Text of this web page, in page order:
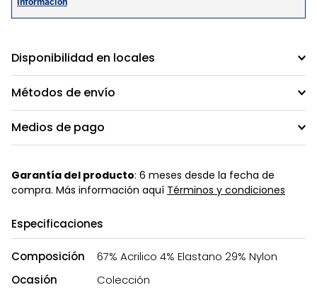
Disponibilidad en locales
Métodos de envío
Medios de pago
Garantía del producto: 6 meses desde la fecha de
compra. Más información aquí Términos y condiciones
Especificaciones
Composición
67% Acrilico 4% Elastano 29% Nylon
Ocasión
Colección